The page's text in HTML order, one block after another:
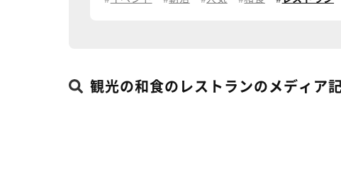
観光の和食のレストランのメディア